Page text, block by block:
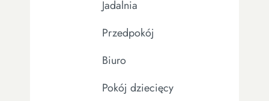
Jadalnia
Przedpokój
Biuro
Pokój dziecięcy